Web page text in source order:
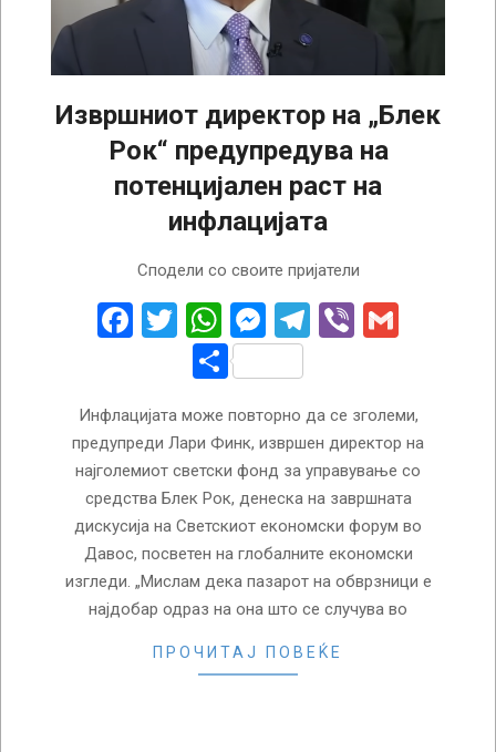
Извршниот директор на „Блек
Рок“ предупредува на
потенцијален раст на
инфлацијата
Сподели со своите пријатели
Facebook
TwitterWhatsApp
Messenger
Telegram
Viber
Share
Инфлацијата може повторно да се зголеми,
предупреди Лари Финк, извршен директор на
најголемиот светски фонд за управување со
средства Блек Рок, денеска на завршната
дискусија на Светскиот економски форум во
Давос, посветен на глобалните економски
изгледи. „Мислам дека пазарот на обврзници е
најдобар одраз на она што се случува во
ПРОЧИТАЈ ПОВЕЌЕ